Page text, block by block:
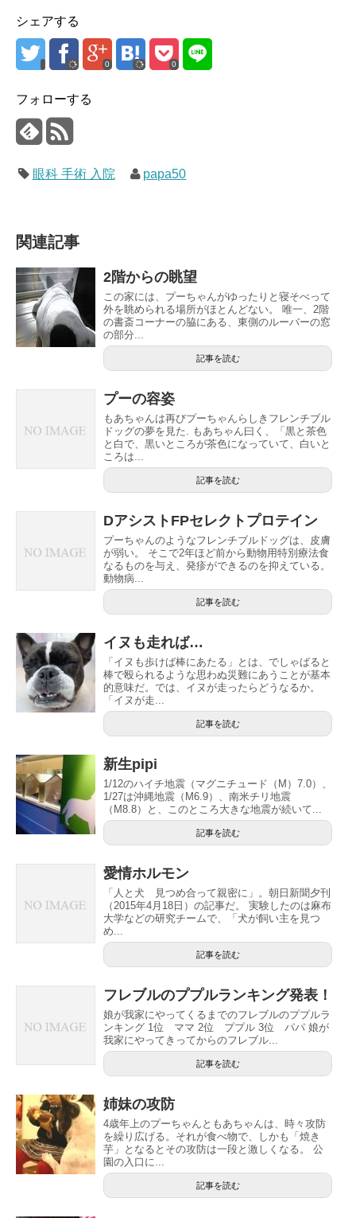
シェアする
0 0
フォローする
眼科 手術 入院 papa50
関連記事
2階からの眺望
この家には、プーちゃんがゆったりと寝そべって
外を眺められる場所がほとんどない。 唯一、2階
の書斎コーナーの脇にある、東側のルーバーの窓
の部分...
記事を読む
プーの容姿
もあちゃんは再びプーちゃんらしきフレンチブル
ドッグの夢を見た. もあちゃん曰く、「黒と茶色
と白で、黒いところが茶色になっていて、白いと
ころは...
記事を読む
DアシストFPセレクトプロテイン
プーちゃんのようなフレンチブルドッグは、皮膚
が弱い。 そこで2年ほど前から動物用特別療法食
なるものを与え、発疹ができるのを抑えている。
動物病...
記事を読む
イヌも走れば…
「イヌも歩けば棒にあたる」とは、でしゃばると
棒で殴られるような思わぬ災難にあうことが基本
的意味だ。では、イヌが走ったらどうなるか。
「イヌが走...
記事を読む
新生pipi
1/12のハイチ地震（マグニチュード（M）7.0）、
1/27は沖縄地震（M6.9）、南米チリ地震
（M8.8）と、このところ大きな地震が続いて...
記事を読む
愛情ホルモン
「人と犬 見つめ合って親密に」。朝日新聞夕刊
（2015年4月18日）の記事だ。 実験したのは麻布
大学などの研究チームで、「犬が飼い主を見つ
め...
記事を読む
フレブルのププルランキング発表！
娘が我家にやってくるまでのフレブルのププルラ
ンキング 1位 ママ 2位 ププル 3位 パパ 娘が
我家にやってきってからのフレブル...
記事を読む
姉妹の攻防
4歳年上のプーちゃんともあちゃんは、時々攻防
を繰り広げる。それが食べ物で、しかも「焼き
芋」となるとその攻防は一段と激しくなる。 公
園の入口に...
記事を読む